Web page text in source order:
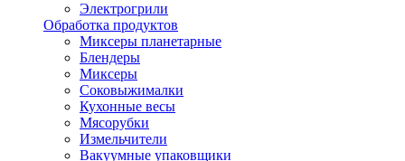
Электрогрили
Обработка продуктов
Миксеры планетарные
Блендеры
Миксеры
Соковыжималки
Кухонные весы
Мясорубки
Измельчители
Вакуумные упаковщики